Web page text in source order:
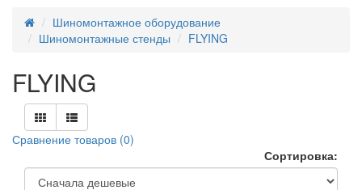
Шиномонтажное оборудование
Шиномонтажные стенды
FLYING
FLYING
Сравнение товаров (0)
Сортировка: